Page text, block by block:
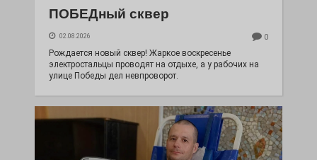
ПОБЕДный сквер
02.08.2026 0
Рождается новый сквер! Жаркое воскресенье
электростальцы проводят на отдыхе, а у рабочих на
улице Победы дел невпроворот.